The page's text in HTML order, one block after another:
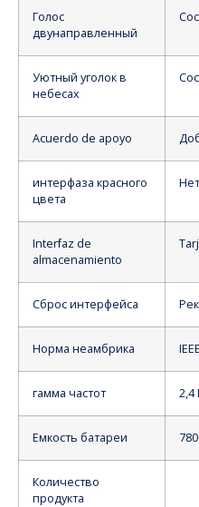
Голос
двунаправленный
Уютный уголок в
небесах
Acuerdo de apoyo
интерфаза красного
цвета
Interfaz de
almacenamiento
Сброс интерфейса
Норма неамбрика
гамма частот 2,4
Емкость батареи
Количество
продукта